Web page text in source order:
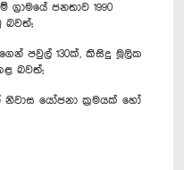
ජනතාව 1990
බවත්;
පවුල් 130ක්, කිසිදු මූලික
බවත්;
යෝජනා ක්‍රමයක් හෝ